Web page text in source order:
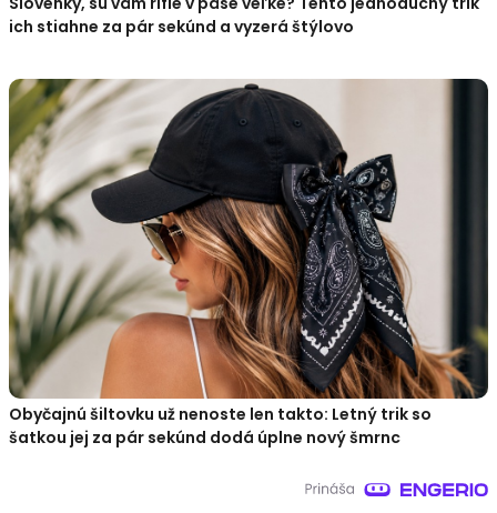
ich stiahne za pár sekúnd a vyzerá štýlovo
Obyčajnú šiltovku už nenoste len takto: Letný trik so
šatkou jej za pár sekúnd dodá úplne nový šmrnc